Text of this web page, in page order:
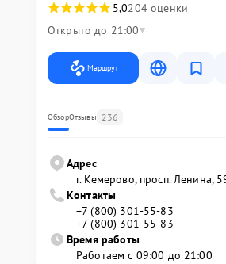
5,0204 оценки
Открыто до 21:00
Маршрут
ОбзорОтзывы 236
Адрес
г. Кемерово, просп. Ленина,
Контакты
+7 (800) 301-55-83
+7 (800) 301-55-83
Время работы
Работаем с 09:00 до 21:00